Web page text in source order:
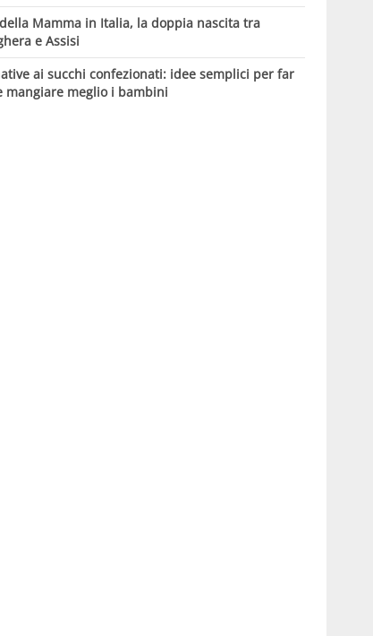
Mamma in Italia, la doppia nascita tra
e Assisi
ai succhi confezionati: idee semplici per far
mangiare meglio i bambini